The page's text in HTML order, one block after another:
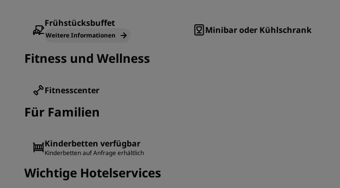
Frühstücksbuffet
Weitere Informationen Minibar oder Kühlschrank
Fitness und Wellness
Fitnesscenter
Für Familien
Kinderbetten verfügbar
Kinderbetten auf Anfrage erhältlich
Wichtige Hotelservices